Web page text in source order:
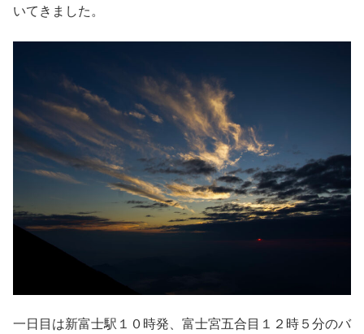
いてきました。
一日目は新富士駅１０時発、富士宮五合目１２時５分のバ